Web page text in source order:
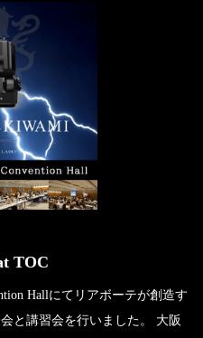
TOC
Hallにてリアボーテが創造す
と講習会を行いました。 大阪